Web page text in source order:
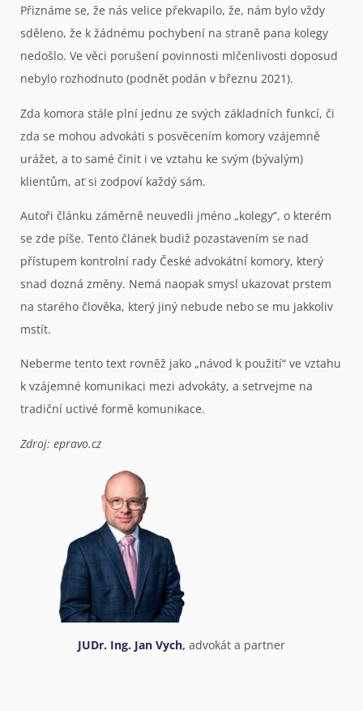
Přiznáme se, že nás velice překvapilo, že, nám bylo vždy
sděleno, že k žádnému pochybení na straně pana kolegy
nedošlo. Ve věci porušení povinnosti mlčenlivosti doposud
nebylo rozhodnuto (podnět podán v březnu 2021).
Zda komora stále plní jednu ze svých základních funkcí, či
zda se mohou advokáti s posvěcením komory vzájemně
urážet, a to samé činit i ve vztahu ke svým (bývalým)
klientům, ať si zodpoví každý sám.
Autoři článku záměrně neuvedli jméno „kolegy“, o kterém
se zde píše. Tento článek budiž pozastavením se nad
přístupem kontrolní rady České advokátní komory, který
snad dozná změny. Nemá naopak smysl ukazovat prstem
na starého člověka, který jiný nebude nebo se mu jakkoliv
mstít.
Neberme tento text rovněž jako „návod k použití“ ve vztahu
k vzájemné komunikaci mezi advokáty, a setrvejme na
tradiční uctivé formě komunikace.
Zdroj: epravo.cz
JUDr. Ing. Jan Vych, advokát a partner